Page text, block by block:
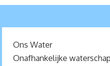
Ons Water
Onafhankelijke